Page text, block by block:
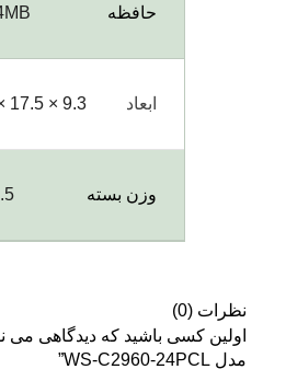
حافظه
ابعاد 9.3 × 17.5 × 1.73 اینچ
وزن بسته 9.5
نظرات (0)
اولین کسی باشید که دیدگاهی می
مدل WS-C2960-24PCL”